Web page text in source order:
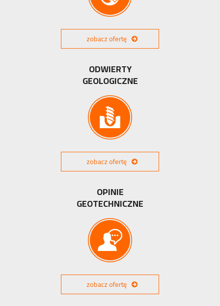
zobacz ofertę
ODWIERTY
GEOLOGICZNE
zobacz ofertę
OPINIE
GEOTECHNICZNE
zobacz ofertę